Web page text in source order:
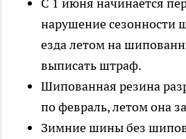
нарушение сезонности
езда летом на
выписать штраф.
Шипованная резина
по февраль, летом она
Зимние шины без